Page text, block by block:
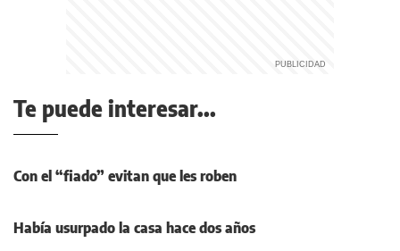
Te puede interesar...
Con el “fiado” evitan que les roben
Había usurpado la casa hace dos años